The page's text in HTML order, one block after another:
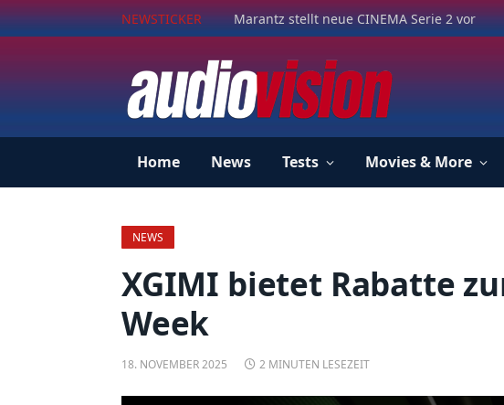
NEWSTICKER Marantz stellt neue CINEMA Serie 2 vor
Home News Tests Movies & More
NEWS
XGIMI bietet Rabatte
Week
18. NOVEMBER 2025 2 MINUTEN LESEZEIT